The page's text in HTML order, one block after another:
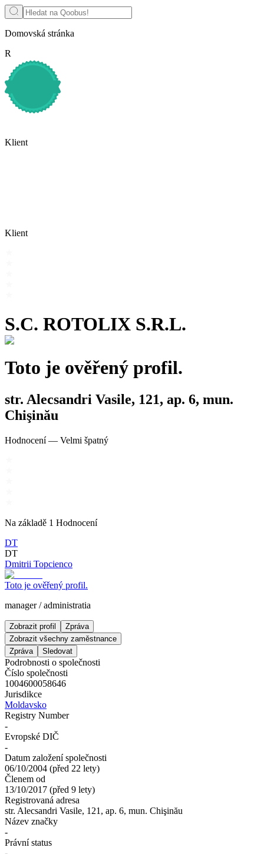
Domovská stránka
R
Klient
Klient
S.C. ROTOLIX S.R.L.
Toto je ověřený profil.
str. Alecsandri Vasile, 121, ap. 6, mun.
Chişinău
Hodnocení— Velmi špatný
Na základě 1 Hodnocení
DT
DT
Dmitrii Topcienco
Toto je ověřený profil.
manager/administratia
Zobrazit profil
Zpráva
Zobrazit všechny zaměstnance
Zpráva
Sledovat
Podrobnosti o společnosti
Číslo společnosti
1004600058646
Jurisdikce
Moldavsko
Registry Number
-
Evropské DIČ
-
Datum založení společnosti
06/10/2004 (před 22 lety)
Členem od
13/10/2017 (před 9 lety)
Registrovaná adresa
str. Alecsandri Vasile, 121, ap. 6, mun. Chişinău
Název značky
-
Právní status